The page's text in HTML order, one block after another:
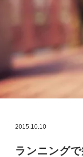
2015.10.10
ランニング